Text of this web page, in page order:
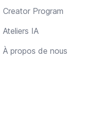
Creator Program
Ateliers IA
À propos de nous